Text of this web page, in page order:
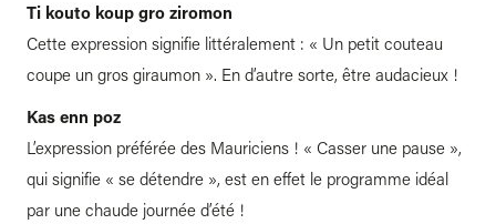
Ti kouto koup gro ziromon
Cette expression signifie littéralement : « Un petit couteau
coupe un gros giraumon ». En d’autre sorte, être audacieux !
Kas enn poz
L’expression préférée des Mauriciens ! « Casser une pause »,
qui signifie « se détendre », est en effet le programme idéal
par une chaude journée d’été !